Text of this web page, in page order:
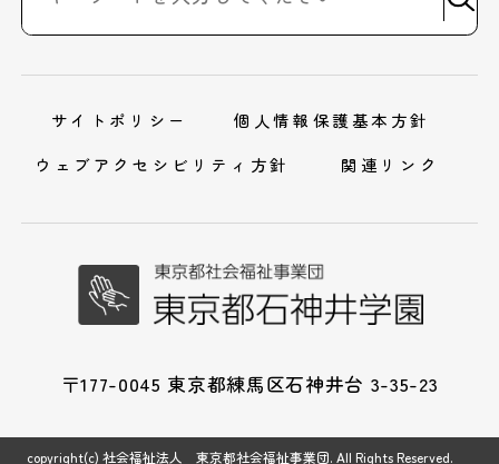
サイトポリシー
個人情報保護基本方針
ウェブアクセシビリティ方針
関連リンク
〒177-0045 東京都練馬区石神井台 3-35-23
copyright(c) 社会福祉法人 東京都社会福祉事業団. All Rights Reserved.